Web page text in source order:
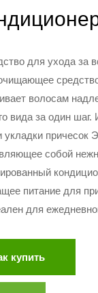
для ухода за
волосам
вида за один
укладки причесок
собой
питание для
для
купить